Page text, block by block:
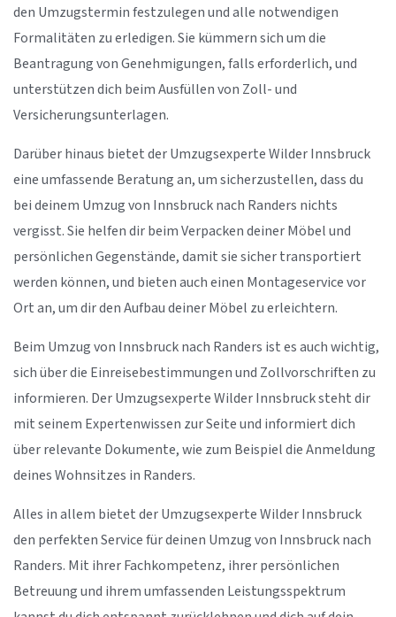
den Umzugstermin festzulegen und alle notwendigen
Formalitäten zu erledigen. Sie kümmern sich um die
Beantragung von Genehmigungen, falls erforderlich, und
unterstützen dich beim Ausfüllen von Zoll- und
Versicherungsunterlagen.
Darüber hinaus bietet der Umzugsexperte Wilder Innsbruck
eine umfassende Beratung an, um sicherzustellen, dass du
bei deinem Umzug von Innsbruck nach Randers nichts
vergisst. Sie helfen dir beim Verpacken deiner Möbel und
persönlichen Gegenstände, damit sie sicher transportiert
werden können, und bieten auch einen Montageservice vor
Ort an, um dir den Aufbau deiner Möbel zu erleichtern.
Beim Umzug von Innsbruck nach Randers ist es auch wichtig,
sich über die Einreisebestimmungen und Zollvorschriften zu
informieren. Der Umzugsexperte Wilder Innsbruck steht dir
mit seinem Expertenwissen zur Seite und informiert dich
über relevante Dokumente, wie zum Beispiel die Anmeldung
deines Wohnsitzes in Randers.
Alles in allem bietet der Umzugsexperte Wilder Innsbruck
den perfekten Service für deinen Umzug von Innsbruck nach
Randers. Mit ihrer Fachkompetenz, ihrer persönlichen
Betreuung und ihrem umfassenden Leistungsspektrum